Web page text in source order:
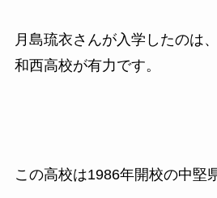
月島琉衣さんが入学したのは
和西高校が有力です。
この高校は1986年開校の中堅